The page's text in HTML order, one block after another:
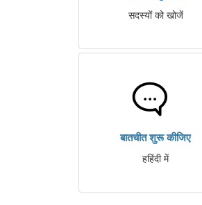
सदस्यों को खोजें
बातचीत शुरू कीजिए
हहिंदी में